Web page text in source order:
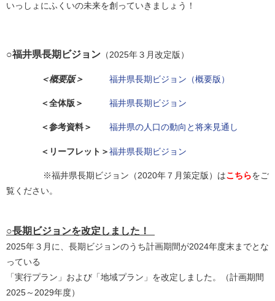
いっしょにふくいの未来を創っていきましょう！
○福井県長期ビジョン （2025年３月改定版）
＜概要版＞ 福井県長期ビジョン（概要版）
＜全体版＞ 福井県長期ビジョン
＜参考資料＞ 福井県の人口の動向と将来見通し
＜リーフレット＞福井県長期ビジョン
※福井県長期ビジョン（2020年７月策定版）はこちらをご
覧ください。
○長期ビジョンを改定しました ！
2025年３月に、長期ビジョンのうち計画期間が2024年度末までとな
っている
「実行プラン」および「地域プラン」を改定しました。（計画期間
2025～2029年度）